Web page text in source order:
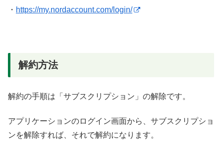
・ https://my.nordaccount.com/login/
解約方法
解約の手順は「サブスクリプション」の解除です。
アプリケーションのログイン画面から、サブスクリプショ
ンを解除すれば、それで解約になります。